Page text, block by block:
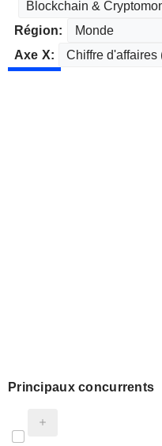
Région:
Axe X:
Principaux concurrents